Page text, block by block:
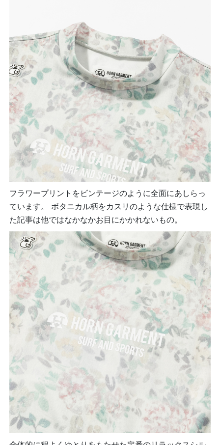
フラワープリントをビンテージのように全面にあしらっ
ています。 ボタニカル柄をカスリのような仕様で表現し
た記事は他ではなかなかお目にかかれないもの。